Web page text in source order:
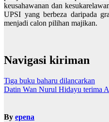
keusahawanan dan
UPSI yang berbeza daripada
menjadi calon pilihan majikan.
Navigasi kiriman
Tiga buku baharu dilancarkan
Datin Wan Nurul Hidayu terima
By epena